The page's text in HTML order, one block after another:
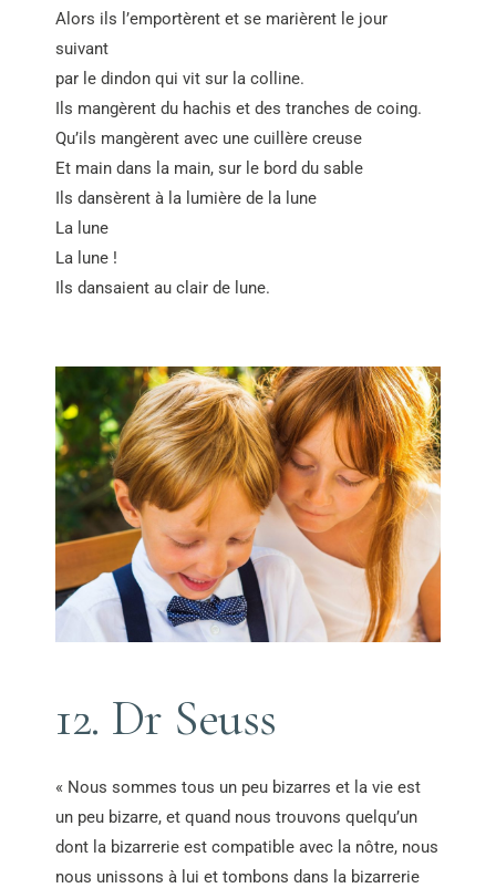
Alors ils l’emportèrent et se marièrent le jour
suivant
par le dindon qui vit sur la colline.
Ils mangèrent du hachis et des tranches de coing.
Qu’ils mangèrent avec une cuillère creuse
Et main dans la main, sur le bord du sable
Ils dansèrent à la lumière de la lune
La lune
La lune !
Ils dansaient au clair de lune.
12. Dr Seuss
« Nous sommes tous un peu bizarres et la vie est
un peu bizarre, et quand nous trouvons quelqu’un
dont la bizarrerie est compatible avec la nôtre, nous
nous unissons à lui et tombons dans la bizarrerie